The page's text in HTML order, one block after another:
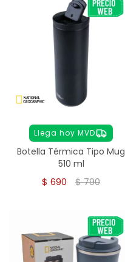
Llega hoy MVD
Botella Térmica Tipo Mug
510 ml
$ 690 $790